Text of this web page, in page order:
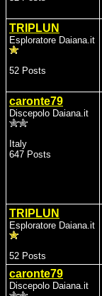
TRIPLUN
Esploratore Daiana.it
52 Posts
caronte79
Discepolo Daiana.it
Italy
647 Posts
TRIPLUN
Esploratore Daiana.it
52 Posts
caronte79
Discepolo Daiana.it